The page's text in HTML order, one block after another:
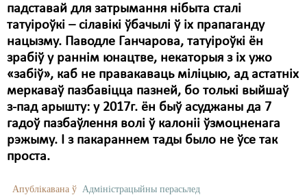
падставай для затрымання нібыта сталі
татуіроўкі – сілавікі ўбачылі ў іх прапаганду
нацызму. Паводле Ганчарова, татуіроўкі ён
зрабіў у раннім юнацтве, некаторыя з іх ужо
«забіў», каб не правакаваць міліцыю, ад астатніх
меркаваў пазбавіцца пазней, бо толькі выйшаў
з-пад арышту: у 2017г. ён быў асуджаны да 7
гадоў пазбаўлення волі ў калоніі ўзмоцненага
рэжыму. І з пакараннем тады было не ўсе так
проста.
Апублікавана ў Адміністрацыйны перасьлед